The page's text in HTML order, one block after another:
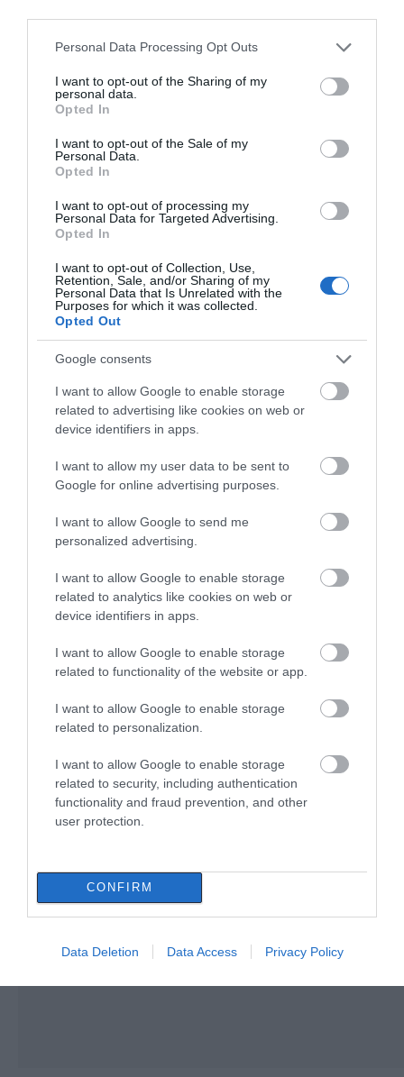
Please note that this website/app uses one or more Google
not limited to your visit or usage behaviour. You may click to
grant or deny consent to Google and its third-party tags to
use your data for below specified purposes in below Google
consent section.
Personal Data Processing Opt Outs
I want to opt-out of the Sharing of my
personal data.
Opted In
I want to opt-out of the Sale of my
Personal Data.
Opted In
I want to opt-out of processing my
Personal Data for Targeted Advertising.
Opted In
I want to opt-out of Collection, Use,
Retention, Sale, and/or Sharing of my
Personal Data that Is Unrelated with the
Purposes for which it was collected.
Opted Out
Google consents
I want to allow Google to enable storage
related to advertising like cookies on web or
device identifiers in apps.
I want to allow my user data to be sent to
Google for online advertising purposes.
I want to allow Google to send me
personalized advertising.
I want to allow Google to enable storage
related to analytics like cookies on web or
device identifiers in apps.
I want to allow Google to enable storage
related to functionality of the website or app.
I want to allow Google to enable storage
related to personalization.
I want to allow Google to enable storage
related to security, including authentication
functionality and fraud prevention, and other
user protection.
CONFIRM
Data Deletion Data Access Privacy Policy
που έπεσε από την γέφυρα: Τα
νεότερα για την υγεία της
Νεότερα για τη Φωτιά στη Σκύρο:
Κινδύνευσε κτηνοτροφική μονάδα
06.08.2026 | 21:00
Καφές: Τα οφέλη της μέτριας
κατανάλωσης σύμφωνα με ειδικό
στο μικροβίωμα του εντέρου
06.08.2026 | 21:00
«Ανάσα» για τους αγρότες στην
Εύβοια: Ολοκληρώθηκε μεγάλο
06.08.2026 | 20:40
του Σωτήρος – Πως θα κάνετε το
τέλειο μαγείρεμα
Θρήνος στην Εύβοια: Έφυγε από
τροχαίο με αγριογούρουνο
06.08.2026 | 20:20
Παρασκευή 7
Αυγούστου
σύμφωνα με ειδικό στο
μικροβίωμα του
εντέρου
Έπαθε ηλεκτροπληξία
Οι συνεργοί του τον
εγκατέλειψαν
στη Κεφαλονιά
ζέστης: Πότε η
θερμοκρασία θα
Προφυλακιστέος ο
Αφγανός για τη
δολοφονία της
Συγκλονιστική
κατάθεση της συζύγου